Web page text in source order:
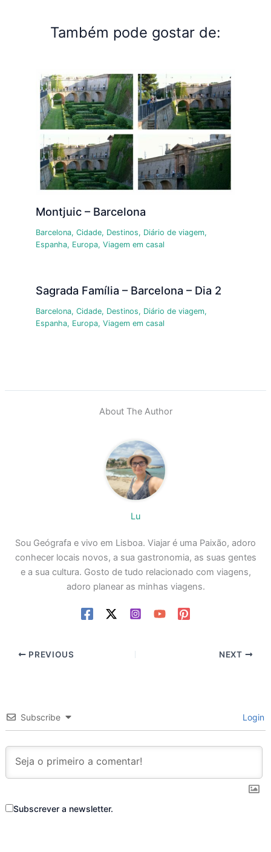
Também pode gostar de:
Montjuic – Barcelona
Barcelona, Cidade, Destinos, Diário de viagem,
Espanha, Europa, Viagem em casal
Sagrada Família – Barcelona – Dia 2
Barcelona, Cidade, Destinos, Diário de viagem,
Espanha, Europa, Viagem em casal
About The Author
Lu
Sou Geógrafa e vivo em Lisboa. Viajar é uma Paixão, adoro
conhecer locais novos, a sua gastronomia, as suas gentes
e a sua cultura. Gosto de tudo relacionado com viagens,
adoro planear as minhas viagens.
PREVIOUS NEXT
Subscribe Login
Subscrever a newsletter.